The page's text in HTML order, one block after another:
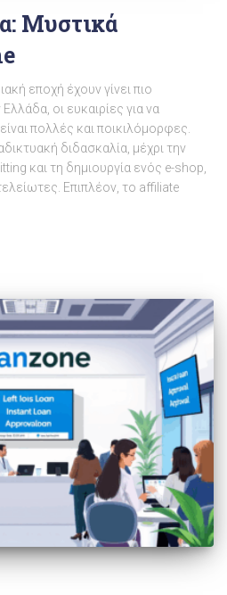
Μυστικά
εποχή έχουν γίνει πιο
οι ευκαιρίες για να
πολλές και ποικιλόμορφες.
διδασκαλία, μέχρι την
και τη δημιουργία ενός e-shop,
Επιπλέον, το affiliate